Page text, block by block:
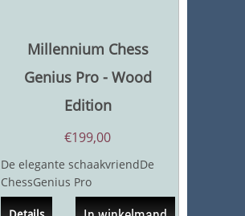
Millennium Chess
Genius Pro - Wood
Edition
€199,00
De elegante schaakvriendDe
ChessGenius Pro
schaakcomputer is de ideale